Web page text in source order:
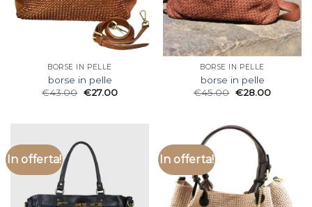
BORSE IN PELLE
borse in pelle
€43.00 €27.00
BORSE IN PELLE
borse in pelle
€45.00 €28.00
In offerta! In offerta!